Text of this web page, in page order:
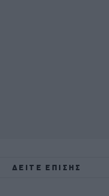
ΔΕΙΤΕ ΕΠΙΣΗΣ